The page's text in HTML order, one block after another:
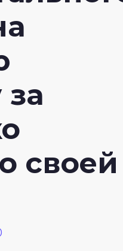
своей